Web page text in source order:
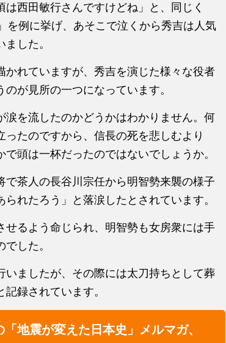
西田敏行さんですけどね」と、同じく
を例に挙げ、あそこで泣くから秀吉は人気
した。
れていますが、秀吉を演じた様々な役者
が見所の一つになっています。
を流したのかどうかはわかりません。何
たのですから、信長の死を悲しむより
頭は一杯だったのではないでしょうか。
茶人の長谷川宗任から明智勢来襲の様子
れたろう」と落涙したとされています。
せるよう命じられ、明智勢も女房衆には手
した。
いましたが、その際には太刀持ちとして葬
録されています。
地震が変えた日本史」メルマガ、